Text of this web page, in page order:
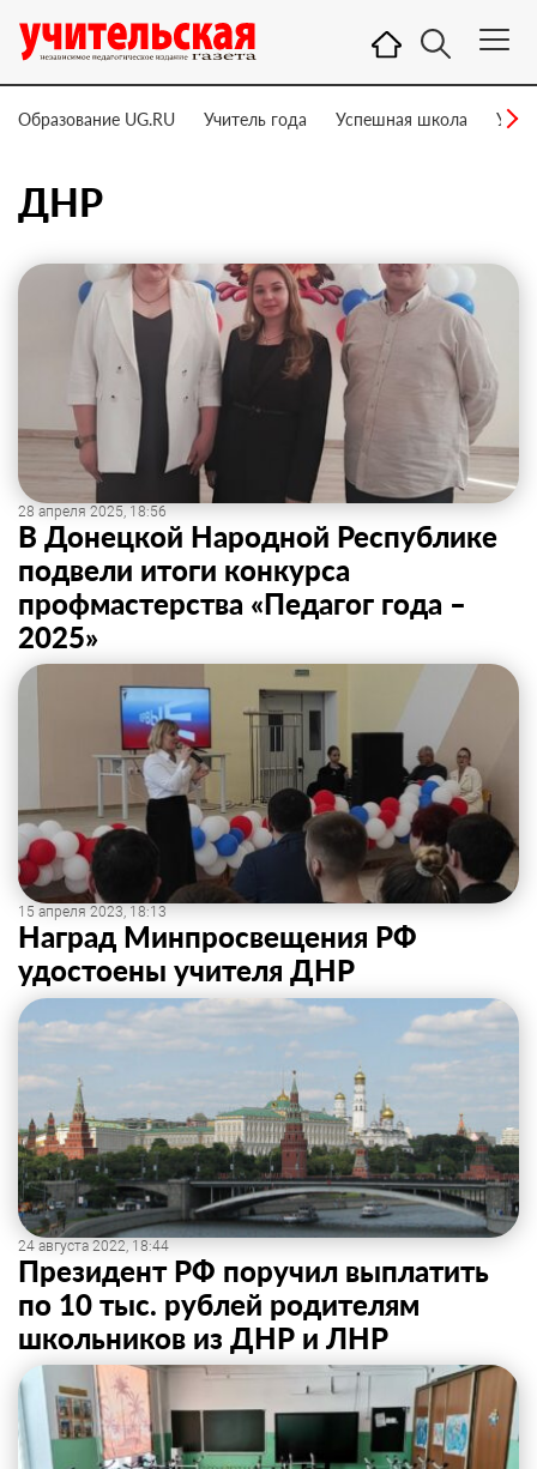
Образование UG.RU Учитель года Успешная школа
ДНР
28 апреля 2025, 18:56
В Донецкой Народной Республике
подвели итоги конкурса
профмастерства «Педагог года –
2025»
15 апреля 2023, 18:13
Наград Минпросвещения РФ
удостоены учителя ДНР
24 августа 2022, 18:44
Президент РФ поручил выплатить
по 10 тыс. рублей родителям
школьников из ДНР и ЛНР